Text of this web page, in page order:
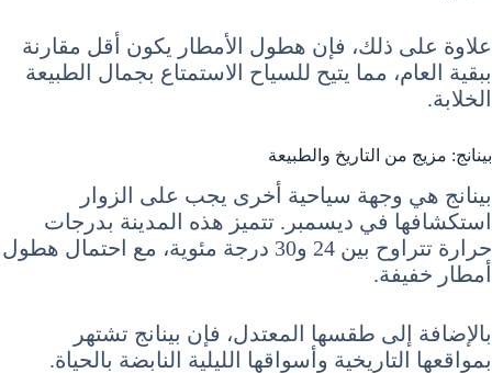
علاوة على ذلك، فإن هطول الأمطار يكون أقل مقارنة
ببقية العام، مما يتيح للسياح الاستمتاع بجمال الطبيعة
الخلابة.
بينانج: مزيج من التاريخ والطبيعة
بينانج هي وجهة سياحية أخرى يجب على الزوار
استكشافها في ديسمبر. تتميز هذه المدينة بدرجات
حرارة تتراوح بين 24 و30 درجة مئوية، مع احتمال هطول
أمطار خفيفة.
بالإضافة إلى طقسها المعتدل، فإن بينانج تشتهر
بمواقعها التاريخية وأسواقها الليلية النابضة بالحياة.